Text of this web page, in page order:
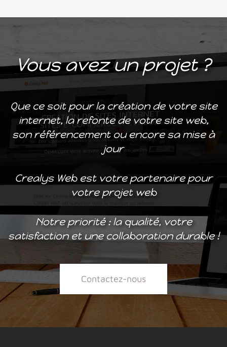
Vous avez un projet ?
Que ce soit pour la création de votre site
internet, la refonte de votre site web,
son référencement ou encore sa mise à
jour
Crealys Web est votre partenaire pour
votre projet web
Notre priorité : la qualité, votre
satisfaction et une collaboration durable !
Contactez-nous